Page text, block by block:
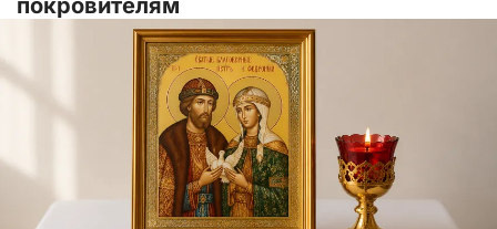
покровителям